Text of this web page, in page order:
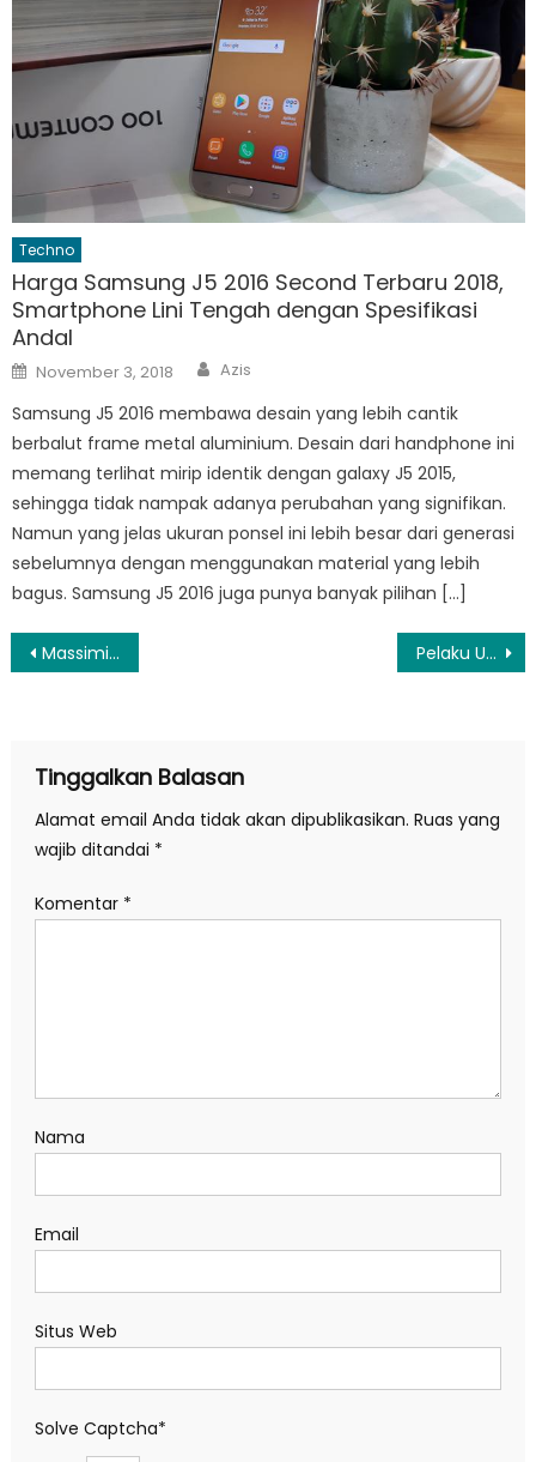
Techno
Harga Samsung J5 2016 Second Terbaru 2018,
Smartphone Lini Tengah dengan Spesifikasi
Andal
Posted
on
November 3, 2018 Author
Azis
Samsung J5 2016 membawa desain yang lebih cantik
berbalut frame metal aluminium. Desain dari handphone ini
memang terlihat mirip identik dengan galaxy J5 2015,
sehingga tidak nampak adanya perubahan yang signifikan.
Namun yang jelas ukuran ponsel ini lebih besar dari generasi
sebelumnya dengan menggunakan material yang lebih
bagus. Samsung J5 2016 juga punya banyak pilihan […]
Navigasi
Massimiliano Allegri Dikabarkan Masuk dalam Bidikan MU Pelaku Usaha Harap Pemerintah Ciptakan Iklim Usaha Kondusif pada 2019
Tinggalkan Balasan
Alamat email Anda tidak akan dipublikasikan. Ruas yang
wajib ditandai *
Komentar *
Nama
Email
Situs Web
Solve Captcha*